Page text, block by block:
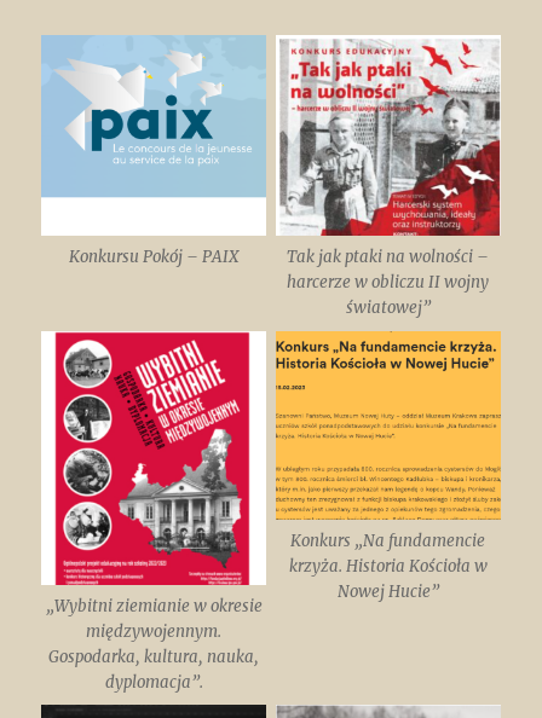
Konkursu Pokój – PAIX
Tak jak ptaki na wolności –
harcerze w obliczu II wojny
światowej”
„Wybitni ziemianie w okresie
międzywojennym.
Gospodarka, kultura, nauka,
dyplomacja”.
Konkurs „Na fundamencie
krzyża. Historia Kościoła w
Nowej Hucie”